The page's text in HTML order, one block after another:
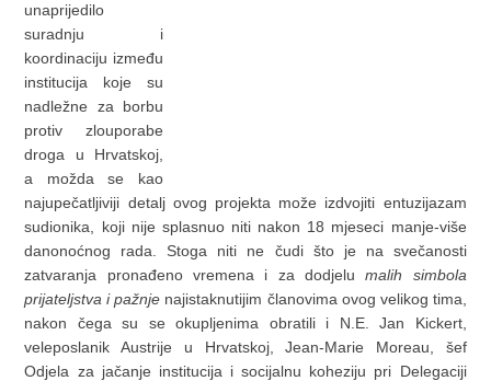
unaprijedilo
suradnju i
koordinaciju između
institucija koje su
nadležne za borbu
protiv zlouporabe
droga u Hrvatskoj,
a možda se kao
najupečatljiviji detalj ovog projekta može izdvojiti entuzijazam
sudionika, koji nije splasnuo niti nakon 18 mjeseci manje-više
danonoćnog rada. Stoga niti ne čudi što je na svečanosti
zatvaranja pronađeno vremena i za dodjelumalih simbola
prijateljstva i pažnje najistaknutijim članovima ovog velikog tima,
nakon čega su se okupljenima obratili i N.E. Jan Kickert,
veleposlanik Austrije u Hrvatskoj, Jean-Marie Moreau, šef
Odjela za jačanje institucija i socijalnu koheziju pri Delegaciji